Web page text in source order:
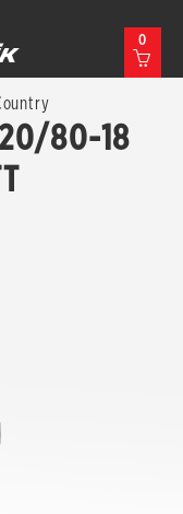
0
80-18